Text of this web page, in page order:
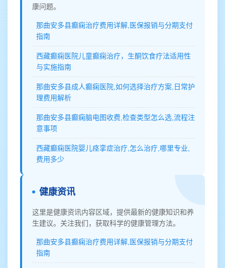
康问题。
那曲安多县癫痫治疗费用详解,医保报销与分期支付
指南
西藏癫痫医院儿童癫痫治疗，生酮饮食疗法适用性
与实施指南
那曲安多县成人癫痫医院,如何选择治疗方案,日常护
理费用解析
那曲安多县癫痫脑电图收费,检查类型怎么选,流程注
意事项
西藏癫痫医院婴儿痉挛症治疗,怎么治疗,哪里专业,
费用多少
健康资讯
这里是健康资讯内容区域，提供最新的健康知识和养
生建议。关注我们，获取科学的健康管理方法。
那曲安多县癫痫治疗费用详解,医保报销与分期支付
指南